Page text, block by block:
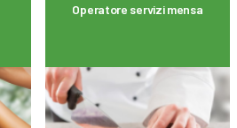
Operatore servizi mensa